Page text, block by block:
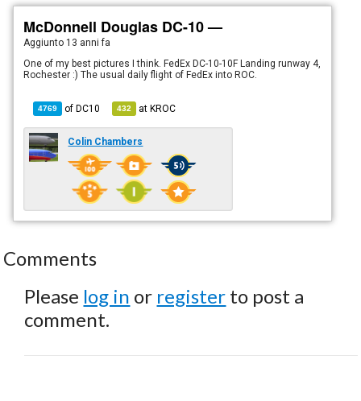
McDonnell Douglas DC-10 —
Aggiunto 13 anni fa
One of my best pictures I think. FedEx DC-10-10F Landing runway 4,
Rochester :) The usual daily flight of FedEx into ROC.
4769 ofDC10 432 atKROC
Colin Chambers
Comments
Please log in or register to post a
comment.